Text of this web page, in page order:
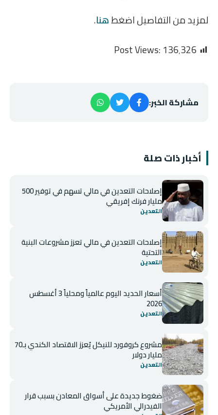
لمزيد من التفاصيل اضغطهنا.
Post Views:136٬326
مشاركة الخبر:
أخبار ذات صلة
إصلاحات التعدين في مالي تسهم في توفير 500
مليار فرنك إفريقي
التعدين
إصلاحات التعدين في مالي تعزز مشروعات البنية
التحتية
التعدين
أسعار الحديد اليوم عالمياً ومحلياً 3 أغسطس
2026
التعدين
مشروع كروفورد للنيكل يُعزز الاقتصاد الكندي بـ70
مليار دولار
التعدين
ضغوط جديدة على أسواق المعادن بسبب قرار
الفيدرالي الأمريكي